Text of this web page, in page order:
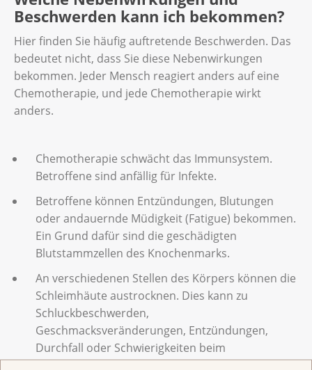
Beschwerden kann ich bekommen?
Hier finden Sie häufig auftretende Beschwerden. Das
bedeutet nicht, dass Sie diese Nebenwirkungen
bekommen. Jeder Mensch reagiert anders auf eine
Chemotherapie, und jede Chemotherapie wirkt
anders.
Chemotherapie schwächt das Immunsystem.
Betroffene sind anfällig für Infekte.
Betroffene können Entzündungen, Blutungen
oder andauernde Müdigkeit (Fatigue) bekommen.
Ein Grund dafür sind die geschädigten
Blutstammzellen des Knochenmarks.
An verschiedenen Stellen des Körpers können die
Schleimhäute austrocknen. Dies kann zu
Schluckbeschwerden,
Geschmacksveränderungen, Entzündungen,
Durchfall oder Schwierigkeiten beim
Geschlechtsverkehr führen.